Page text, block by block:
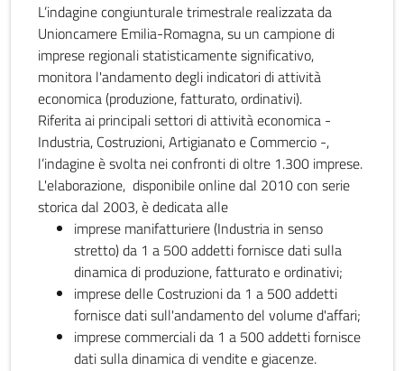
L’indagine congiunturale trimestrale realizzata da
Unioncamere Emilia-Romagna, su un campione di
imprese regionali statisticamente significativo,
monitora l'andamento degli indicatori di attività
economica (produzione, fatturato, ordinativi).
Riferita ai principali settori di attività economica -
Industria, Costruzioni, Artigianato e Commercio -,
l’indagine è svolta nei confronti di oltre 1.300 imprese.
L'elaborazione, disponibile online dal 2010 con serie
storica dal 2003, è dedicata alle
imprese manifatturiere (Industria in senso
stretto) da 1 a 500 addetti fornisce dati sulla
dinamica di produzione, fatturato e ordinativi;
imprese delle Costruzioni da 1 a 500 addetti
fornisce dati sull'andamento del volume d'affari;
imprese commerciali da 1 a 500 addetti fornisce
dati sulla dinamica di vendite e giacenze.